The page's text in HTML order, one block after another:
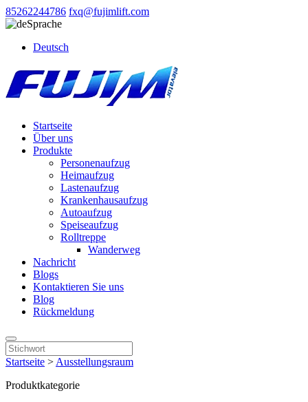
85262244786 fxq@fujimlift.com
Sprache
Deutsch
Startseite
Über uns
Produkte
Personenaufzug
Heimaufzug
Lastenaufzug
Krankenhausaufzug
Autoaufzug
Speiseaufzug
Rolltreppe
Wanderweg
Nachricht
Blogs
Kontaktieren Sie uns
Blog
Rückmeldung
Startseite > Ausstellungsraum
Produktkategorie